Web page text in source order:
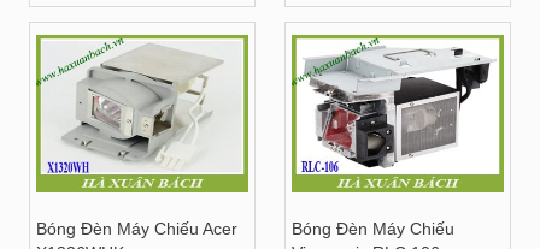
Bóng Đèn Máy Chiếu Acer
Bóng Đèn Máy Chiếu